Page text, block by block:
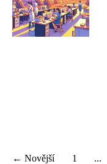
← Novější 1 ...